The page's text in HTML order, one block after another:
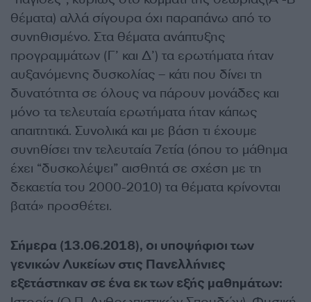
θέματα) αλλά σίγουρα όχι παραπάνω από το
συνηθισμένο. Στα θέματα ανάπτυξης
προγραμμάτων (Γ’ και Δ’) τα ερωτήματα ήταν
αυξανόμενης δυσκολίας – κάτι που δίνει τη
δυνατότητα σε όλους να πάρουν μονάδες και
μόνο τα τελευταία ερωτήματα ήταν κάπως
απαιτητικά. Συνολικά και με βάση τι έχουμε
συνηθίσει την τελευταία 7ετία (όπου το μάθημα
έχει “δυσκολέψει” αισθητά σε σχέση με τη
δεκαετία του 2000-2010) τα θέματα κρίνονται
βατά» προσθέτει.
Σήμερα (13.06.2018), οι υποψήφιοι των
γενικών Λυκείων στις Πανελλήνιες
εξετάστηκαν σε ένα εκ των εξής μαθημάτων: